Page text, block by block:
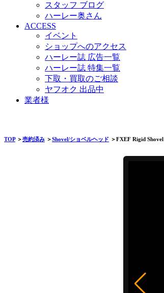
スタッフ ブログ
ハーレー奥さん
ACCESS
イベント
ショップへのアクセス
ハーレー誌 広告一覧
ハーレー誌 特集一覧
下取・買取のご相談
ヤフオク 出品中
業者様
TOP＞売約済み ＞Shovel/ショベルヘッド ＞FXEF Rigid Shovel